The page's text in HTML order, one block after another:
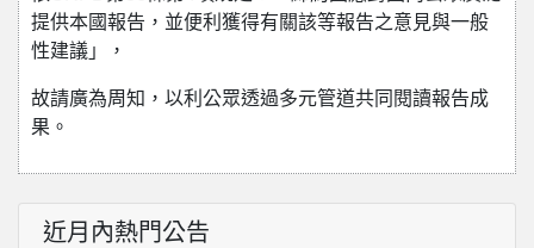
提供本國報告，並便利獲得有關該等報告之意見與一般
性建議」，
故請廣為周知，以利公眾透過多元管道共同閱讀報告成
果。
近月內熱門公告